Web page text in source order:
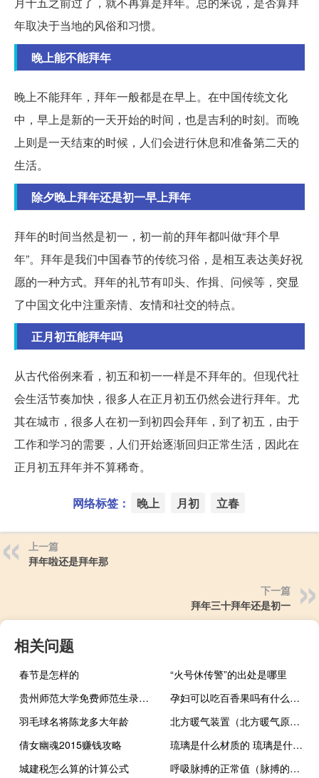
年取决于当地的风俗和习惯。
晚上能不能拜年
晚上不能拜年，拜年一般都是在早上。在中国传统文化
中，早上是新的一天开始的时间，也是吉利的时刻。而晚
上则是一天结束的时候，人们会进行休息和准备第二天的
生活。
除夕晚上拜年还是初一早上拜年
拜年的时间当然是初一，初一前的拜年都叫做“拜个早
年”。拜年是我们中国春节的传统习俗，是相互表达美好祝
愿的一种方式。拜年的礼节有叩头、作揖、问候等，突显
了中国文化中注重亲情、友情和社交的特点。
正月初五能拜年吗
从古代俗例来看，初五和初一一样是不拜年的。但现代社
会生活节奏加快，很多人在正月初五仍然会进行拜年。尤
其在城市，很多人在初一到初四会拜年，到了初五，由于
工作和学习的需要，人们开始逐渐回归正常生活，因此在
正月初五拜年并不算稀奇。
网络标签： 晚上 月初 立春
上一篇
拜年啦还是拜年那
下一篇
拜年三十拜年还是初一
相关问题
春节是怎样的
“火号休传警”的出处是哪里
贵州师范大学免费师范生录取分数线及怎么报志愿 贵州师范大学录取分数线
孕妇可以吃百香果吗有什么功效（孕妇可以吃百香果吗吗）
羽毛球名将陈龙多大年龄
北方暖气装置（北方暖气原理）
倩女幽魂2015赚钱攻略
琉璃是什么材质的 琉璃是什么材质
城建税怎么算的计算公式
呼吸脉搏的正常值（脉搏的正常值）